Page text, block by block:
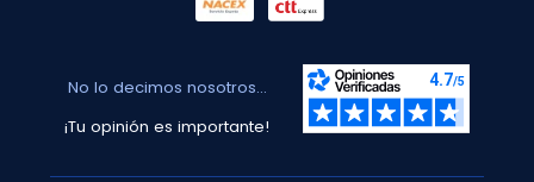
No lo decimos nosotros...
¡Tu opinión es importante!